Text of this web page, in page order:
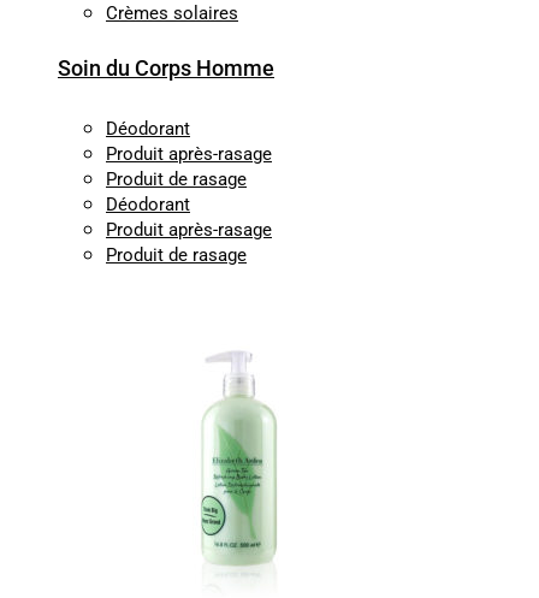
Crèmes solaires
Soin du Corps Homme
Déodorant
Produit après-rasage
Produit de rasage
Déodorant
Produit après-rasage
Produit de rasage